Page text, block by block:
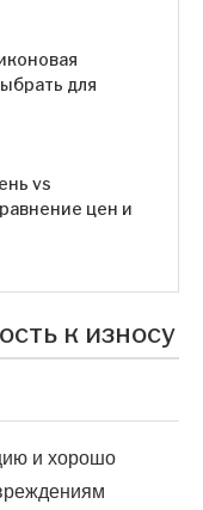
для
vs
цен и
к износу
и хорошо